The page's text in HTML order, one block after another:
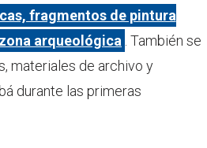
fragmentos de pintura
arqueológica . También se
materiales de archivo y
durante las primeras